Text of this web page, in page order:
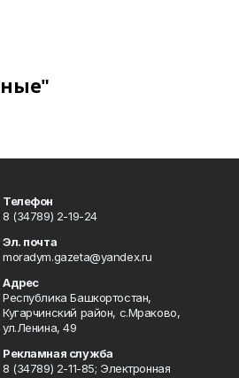
Телефон
8 (34789) 2-19-24
Эл. почта
moradym.gazeta@yandex.ru
Адрес
Республика Башкортостан,
Кугарчинский район, с.Мраково,
ул.Ленина, 49
Рекламная служба
8 (34789) 2-11-85; Электронная